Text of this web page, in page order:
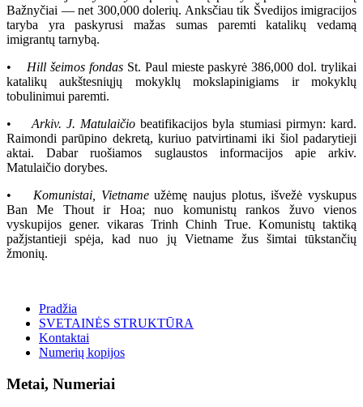
Bažnyčiai — net 300,000 dolerių. Anksčiau tik Švedijos imigracijos
taryba yra paskyrusi mažas sumas paremti katalikų vedamą
imigrantų tarnybą.
• Hill šeimos fondas St. Paul mieste paskyrė 386,000 dol. trylikai
katalikų aukštesniųjų mokyklų mokslapinigiams ir mokyklų
tobulinimui paremti.
• Arkiv. J. Matulaičio beatifikacijos byla stumiasi pirmyn: kard.
Raimondi parūpino dekretą, kuriuo patvirtinami iki šiol padarytieji
aktai. Dabar ruošiamos suglaustos informacijos apie arkiv.
Matulaičio dorybes.
• Komunistai, Vietnameužėmę naujus plotus, išvežė vyskupus
Ban Me Thout ir Hoa; nuo komunistų rankos žuvo vienos
vyskupijos gener. vikaras Trinh Chinh True. Komunistų taktiką
pažjstantieji spėja, kad nuo jų Vietname žus šimtai tūkstančių
žmonių.
Pradžia
SVETAINĖS STRUKTŪRA
Kontaktai
Numerių kopijos
Metai, Numeriai